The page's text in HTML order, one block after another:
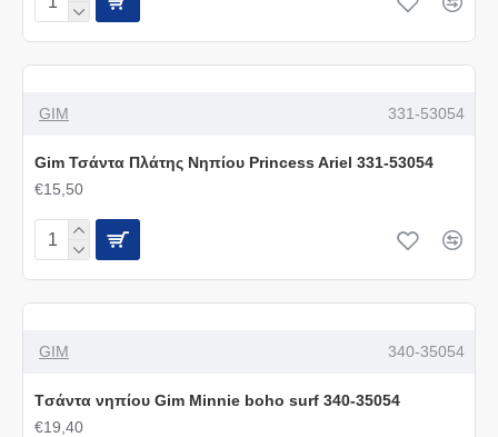
GIM 331-53054
Gim Τσάντα Πλάτης Νηπίου Princess Ariel 331-53054
€15,50
GIM 340-35054
Tσάντα νηπίου Gim Minnie boho surf 340-35054
€19,40